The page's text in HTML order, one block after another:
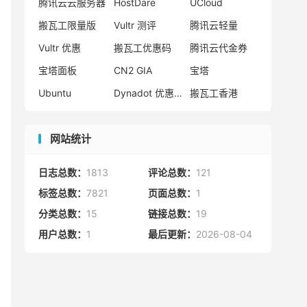
搬瓦工限量版
Vultr 测评
腾讯云轻量
Vultr 优惠
搬瓦工优惠码
腾讯云代金券
宝塔面板
CN2 GIA
宝塔
Ubuntu
Dynadot 优惠码 搬瓦工香港
网站统计
日志总数： 1813 评论总数： 121
标签总数： 7821 页面总数： 1
分类总数： 15 链接总数： 19
用户总数： 1 最后更新： 2026-08-04